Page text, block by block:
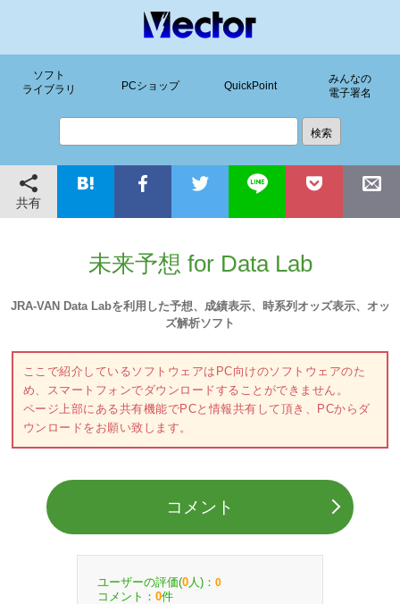
ソフト
ライブラリ
PCショップ QuickPoint
みんなの
電子署名
共有
未来予想 for Data Lab
JRA-VAN Data Labを利用した予想、成績表示、時系列オッズ表示、オッ
ズ解析ソフト
ここで紹介しているソフトウェアはPC向けのソフトウェアのた
め、スマートフォンでダウンロードすることができません。
ページ上部にある共有機能でPCと情報共有して頂き、PCからダ
ウンロードをお願い致します。
コメント
ユーザーの評価(0 人)： 0
コメント： 0件